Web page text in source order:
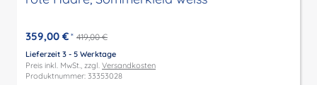
359,00 € * 419,00 €
Lieferzeit 3 - 5 Werktage
Preis inkl. MwSt., zzgl. Versandkosten
Produktnummer: 33353028